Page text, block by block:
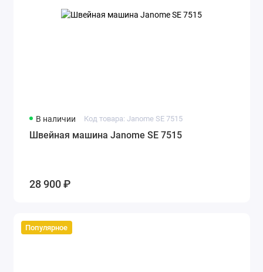
В наличии Код товара: Janome SE 7515
Швейная машина Janome SE 7515
28 900 ₽
Популярное